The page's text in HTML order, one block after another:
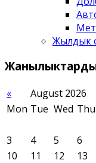
Жылдык
« August 2026
Mon Tue Wed Thu
3
4 5 6
10
11 12 13